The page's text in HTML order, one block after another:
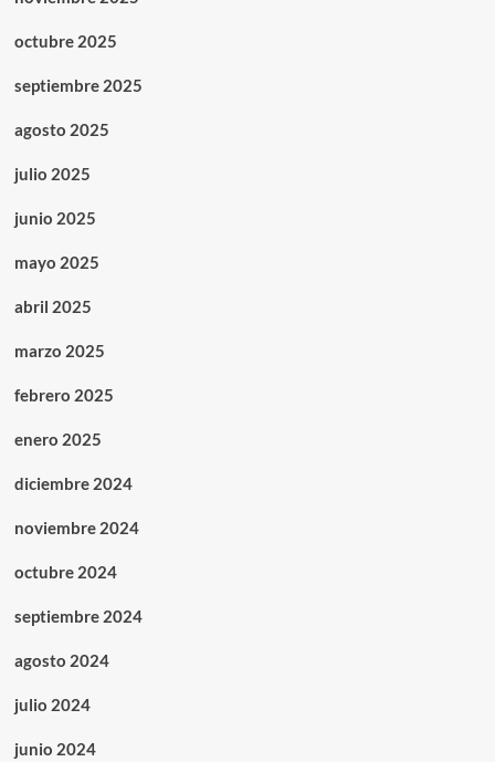
octubre 2025
septiembre 2025
agosto 2025
julio 2025
junio 2025
mayo 2025
abril 2025
marzo 2025
febrero 2025
enero 2025
diciembre 2024
noviembre 2024
octubre 2024
septiembre 2024
agosto 2024
julio 2024
junio 2024